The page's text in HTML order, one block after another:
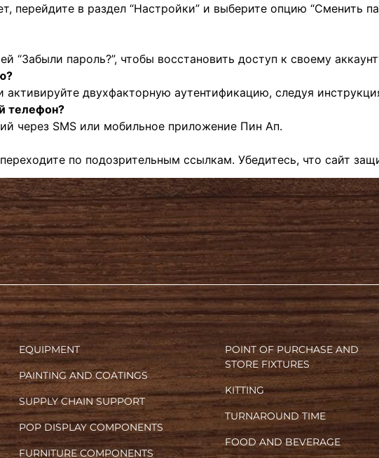
перейдите в раздел “Настройки” и выберите опцию “Сменить
“Забыли пароль?”, чтобы восстановить доступ к своему
активируйте двухфакторную аутентификацию, следуя
телефон?
через SMS или мобильное приложение Пин Ап.
по подозрительным ссылкам. Убедитесь, что сайт
EQUIPMENT
PAINTING AND COATINGS
SUPPLY CHAIN SUPPORT
POP DISPLAY COMPONENTS
FURNITURE COMPONENTS
POINT OF PURCHASE AND
STORE FIXTURES
KITTING
TURNAROUND TIME
FOOD AND BEVERAGE